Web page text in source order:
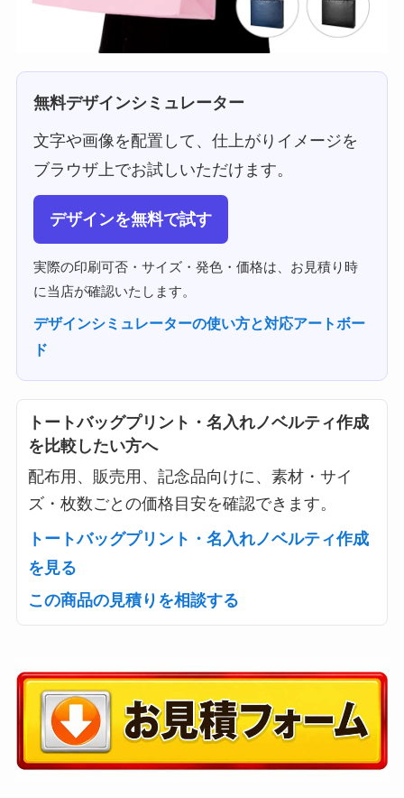
無料デザインシミュレーター
文字や画像を配置して、仕上がりイメージを
ブラウザ上でお試しいただけます。
デザインを無料で試す
実際の印刷可否・サイズ・発色・価格は、お見積り時
に当店が確認いたします。
デザインシミュレーターの使い方と対応アートボー
ド
トートバッグプリント・名入れノベルティ作成
を比較したい方へ
配布用、販売用、記念品向けに、素材・サイ
ズ・枚数ごとの価格目安を確認できます。
トートバッグプリント・名入れノベルティ作成
を見る
この商品の見積りを相談する